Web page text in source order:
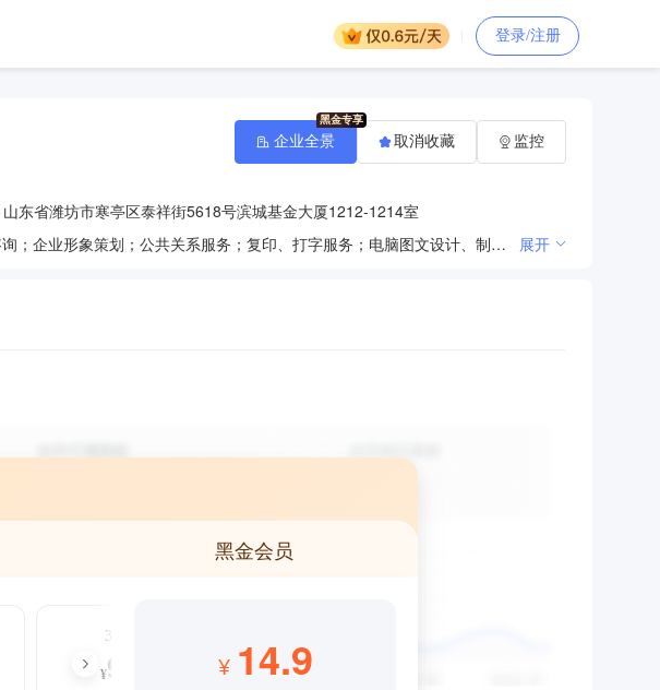
登录/注册
山东省潍坊市寒亭区泰祥街5618号滨城基金大厦1212-1214室
组织文化艺术交流活动；影视策划；承办展览展示活动；会议服务；经济贸易咨询；企业形象策划；公共关系服务；复印、打字服务；电脑图文设计、制作；设计、制作、代理、发布广告；机械设备租赁(不含汽车租赁)；舞蹈表演；经营演出及经纪业务；广播电视节目制作。（依法须经批准的项目，经相关部门批准后方可开展经营活动） 展开
企业全景 取消收藏 监控
黑金会员
3个月
¥99 ¥ 14.9